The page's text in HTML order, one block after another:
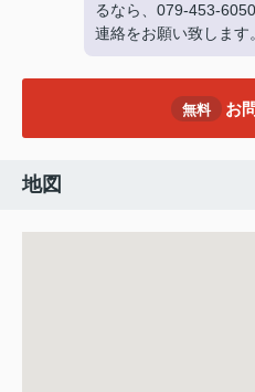
るなら、079-453-
連絡をお願い致します。
無料 お
地図